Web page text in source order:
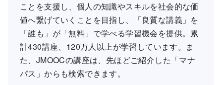
ことを支援し、個人の知識やスキルを社会的な価
値へ繋げていくことを目指し、「良質な講義」を
「誰も」が「無料」で学べる学習機会を提供。累
計430講座、120万人以上が学習しています。ま
た、JMOOCの講座は、先ほどご紹介した「マナ
パス」からも検索できます。